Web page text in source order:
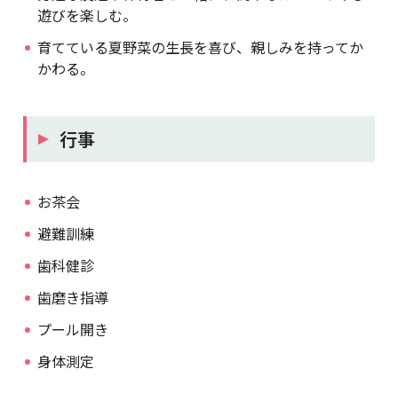
遊びを楽しむ。
育てている夏野菜の生長を喜び、親しみを持ってか
かわる。
行事
お茶会
避難訓練
歯科健診
歯磨き指導
プール開き
身体測定